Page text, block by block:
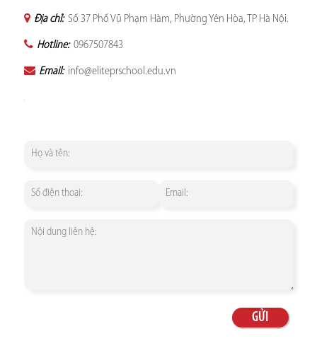
Địa chỉ: Số 37 Phố Vũ Phạm Hàm, Phường Yên Hòa, TP Hà Nội.
Hotline: 0967507843
Email: info@eliteprschool.edu.vn